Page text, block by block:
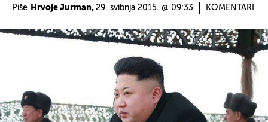
Piše Hrvoje Jurman, 29. svibnja 2015. @ 09:33 KOMENTARI